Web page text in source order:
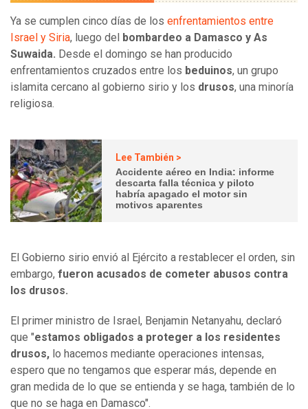
Ya se cumplen cinco días de los enfrentamientos entre
Israel y Siria, luego del bombardeo a Damasco y As
Suwaida. Desde el domingo se han producido
enfrentamientos cruzados entre los beduinos, un grupo
islamita cercano al gobierno sirio y los drusos, una minoría
religiosa.
Lee También >
Accidente aéreo en India: informe
descarta falla técnica y piloto
habría apagado el motor sin
motivos aparentes
El Gobierno sirio envió al Ejército a restablecer el orden, sin
embargo, fueron acusados de cometer abusos contra
los drusos.
El primer ministro de Israel, Benjamin Netanyahu, declaró
que "estamos obligados a proteger a los residentes
drusos, lo hacemos mediante operaciones intensas,
espero que no tengamos que esperar más, depende en
gran medida de lo que se entienda y se haga, también de lo
que no se haga en Damasco".